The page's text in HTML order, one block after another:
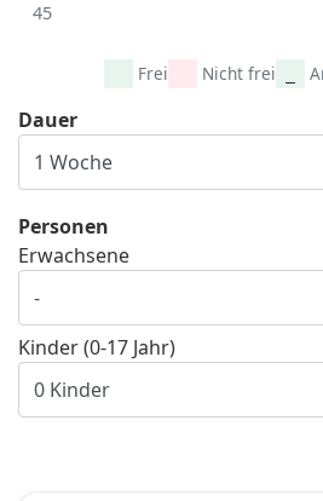
45
Frei Nicht frei
Dauer
Personen
Erwachsene
Kinder (0-17 Jahr)